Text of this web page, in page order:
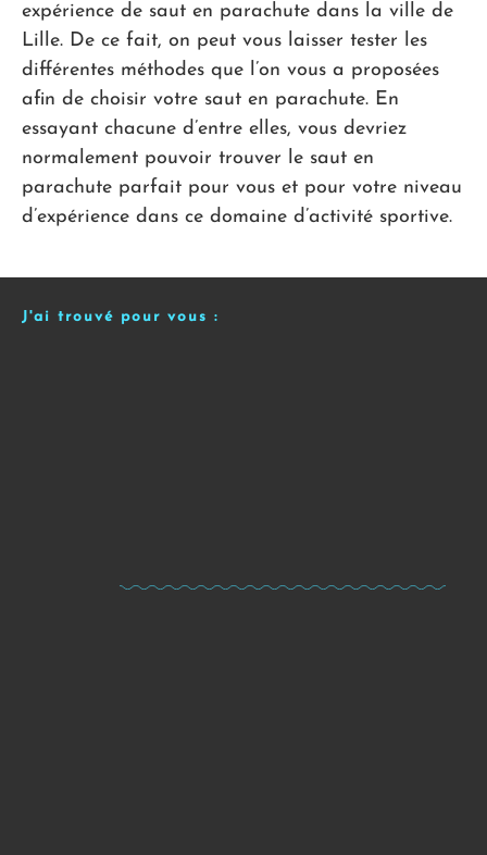
expérience de saut en parachute dans la ville de
Lille. De ce fait, on peut vous laisser tester les
différentes méthodes que l’on vous a proposées
afin de choisir votre saut en parachute. En
essayant chacune d’entre elles, vous devriez
normalement pouvoir trouver le saut en
parachute parfait pour vous et pour votre niveau
d’expérience dans ce domaine d’activité sportive.
J'ai trouvé pour vous :